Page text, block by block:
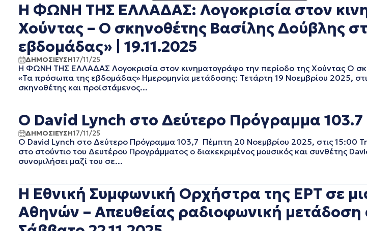
ΟΛΑ
ERT COSMOS
ERTECHO
ERTFLIX
EUROVISION - EBU
EΡΤ1
EΡΤ2 ΣΠΟΡ
EΡΤ3
ΑΘΛΗΤΙΚΑ
ΓΕΝΙΚΗ
ΓΡΑΦΕΙΟ ΤΥΠΟΥ ΕΡΤ
ΚΙΝΗΜΑΤΟΓΡΑΦΙΚΕΣ
ΤΑΙΝΙΕΣ
ΤΗΛΕΟΡΑΣΗ
ΟΛΑ
ΔΕΚΕΜΒΡΙΟΣ 2025
ΝΟΕΜΒΡΙΟΣ 2025
ΟΚΤΩΒΡΙΟΣ 2025
ΣΕΠΤΕΜΒΡΙΟΣ 2025
ΑΥΓΟΥΣΤΟΣ 2025
ΙΟΥΛΙΟΣ 2025
ΙΟΥΝΙΟΣ 2025
ΑΠΡΙΛΙΟΣ 2025
ΜΑΡΤΙΟΣ 2025
ΦΕΒΡΟΥΑΡΙΟΣ 2025
ΙΑΝΟΥΑΡΙΟΣ 2025
ΔΕΚΕΜΒΡΙΟΣ 2024
ΣΕΠΤΕΜΒΡΙΟΣ 2024
ΑΥΓΟΥΣΤΟΣ 2024
Η ΦΩΝΗ ΤΗΣ ΕΛΛΑΔΑΣ: Λογοκρισία στον
Χούντας – Ο σκηνοθέτης Βασίλης Δούβλης
εβδομάδας» | 19.11.2025
ΔΗΜΟΣΙΕΥΣΗ17/11/25
Η ΦΩΝΗ ΤΗΣ ΕΛΛΑΔΑΣ Λογοκρισία στον κινηματογράφο την περίοδο της Χούντας Ο
«Τα πρόσωπα της εβδομάδας» Ημερομηνία μετάδοσης: Τετάρτη 19 Νοεμβρίου 2025,
σκηνοθέτης και προϊστάμενος...
Ο David Lynch στο Δεύτερο Πρόγραμμα 103.7
ΔΗΜΟΣΙΕΥΣΗ17/11/25
Ο David Lynch στο Δεύτερο Πρόγραμμα 103,7 Πέμπτη 20 Νοεμβρίου 2025, στις 15:00
στο στούντιο του Δευτέρου Προγράμματος ο διακεκριμένος μουσικός και συνθέτης
συνομιλήσει μαζί του σε...
H Εθνική Συμφωνική Ορχήστρα της ΕΡΤ σε
Αθηνών – Απευθείας ραδιοφωνική μετάδοση